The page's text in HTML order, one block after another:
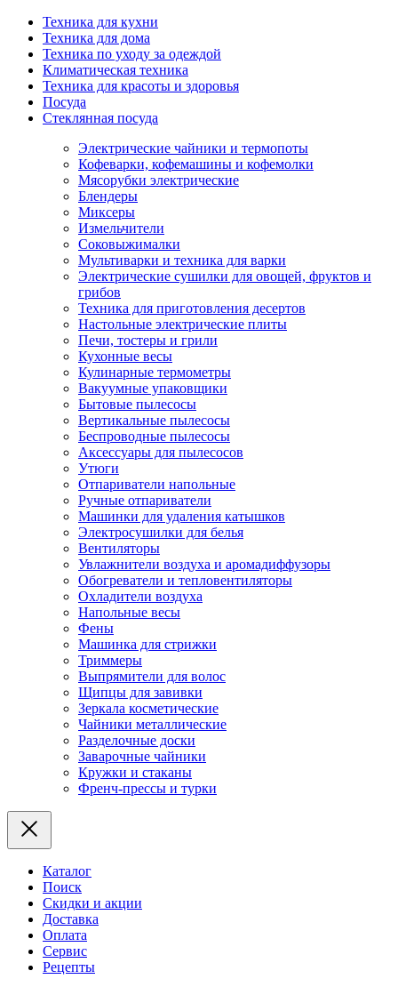
Техника для кухни
Техника для дома
Техника по уходу за одеждой
Климатическая техника
Техника для красоты и здоровья
Посуда
Стеклянная посуда
Электрические чайники и термопоты
Кофеварки, кофемашины и кофемолки
Мясорубки электрические
Блендеры
Миксеры
Измельчители
Соковыжималки
Мультиварки и техника для варки
Электрические сушилки для овощей, фруктов и
грибов
Техника для приготовления десертов
Настольные электрические плиты
Печи, тостеры и грили
Кухонные весы
Кулинарные термометры
Вакуумные упаковщики
Бытовые пылесосы
Вертикальные пылесосы
Беспроводные пылесосы
Аксессуары для пылесосов
Утюги
Отпариватели напольные
Ручные отпариватели
Машинки для удаления катышков
Электросушилки для белья
Вентиляторы
Увлажнители воздуха и аромадиффузоры
Обогреватели и тепловентиляторы
Охладители воздуха
Напольные весы
Фены
Машинка для стрижки
Триммеры
Выпрямители для волос
Щипцы для завивки
Зеркала косметические
Чайники металлические
Разделочные доски
Заварочные чайники
Кружки и стаканы
Френч-прессы и турки
Каталог
Поиск
Скидки и акции
Доставка
Оплата
Сервис
Рецепты